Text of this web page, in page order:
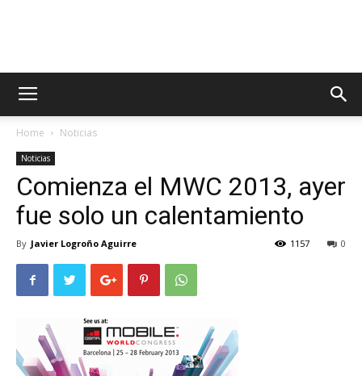
AppsTonic
Home Noticias
Noticias
Comienza el MWC 2013, ayer
fue solo un calentamiento
By Javier Logroño Aguirre 0
1157